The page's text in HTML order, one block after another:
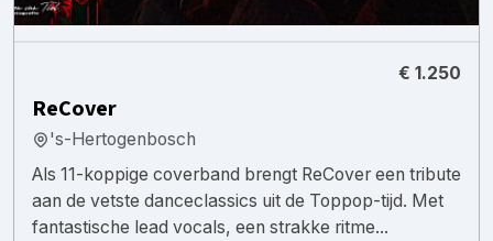
€ 1.250
ReCover
's-Hertogenbosch
Als 11-koppige coverband brengt ReCover een tribute
aan de vetste danceclassics uit de Toppop-tijd. Met
fantastische lead vocals, een strakke ritme...